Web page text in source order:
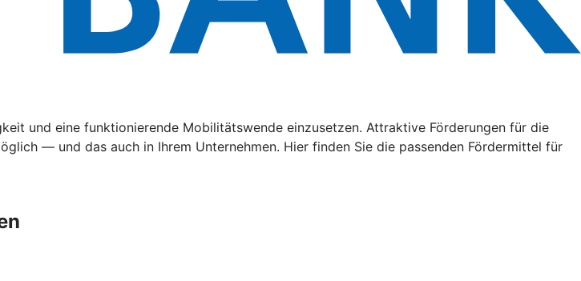
und eine funktionierende Mobilitätswende einzusetzen. Attraktive Förderungen für die
— und das auch in Ihrem Unternehmen. Hier finden Sie die passenden Fördermittel für